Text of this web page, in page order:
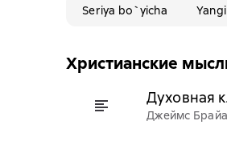
Seriya bo`yicha
Христианские
Духовная
Джеймс